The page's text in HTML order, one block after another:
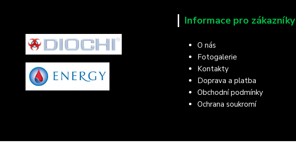
Informace pro zákazníky
O nás
Fotogalerie
Kontakty
Doprava a platba
Obchodní podmínky
Ochrana soukromí